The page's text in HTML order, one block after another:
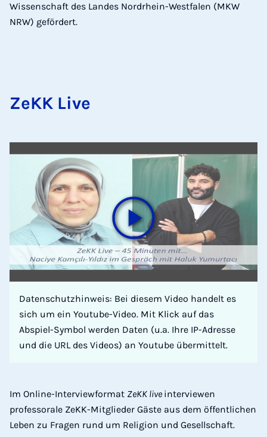
Wissenschaft des Landes Nordrhein-Westfalen (MKW
NRW) gefördert.
ZeKK Live
Datenschutzhinweis: Bei diesem Video handelt es
sich um ein Youtube-Video. Mit Klick auf das
Abspiel-Symbol werden Daten (u.a. Ihre IP-Adresse
und die URL des Videos) an Youtube übermittelt.
Im Online-Interviewformat ZeKK live interviewen
professorale ZeKK-Mitglieder Gäste aus dem öffentlichen
Leben zu Fragen rund um Religion und Gesellschaft.